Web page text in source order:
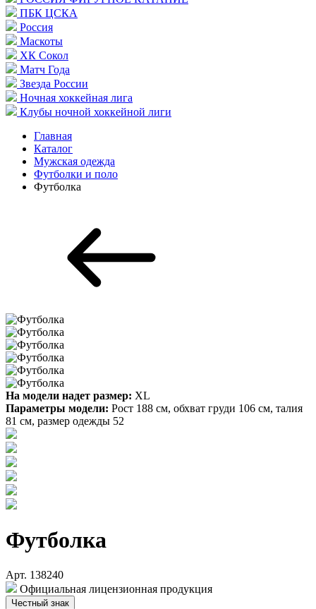
ПБК ЦСКА
Россия
Маскоты
ХК Сокол
Матч Года
Звезда России
Ночная хоккейная лига
Клубы ночной хоккейной лиги
Главная
Каталог
Мужская одежда
Футболки и поло
Футболка
На модели надет размер: XL
Параметры модели: Рост 188 см, обхват груди 106 см, талия
81 см, размер одежды 52
Футболка
Арт. 138240
Официальная лицензионная продукция
Честный знак